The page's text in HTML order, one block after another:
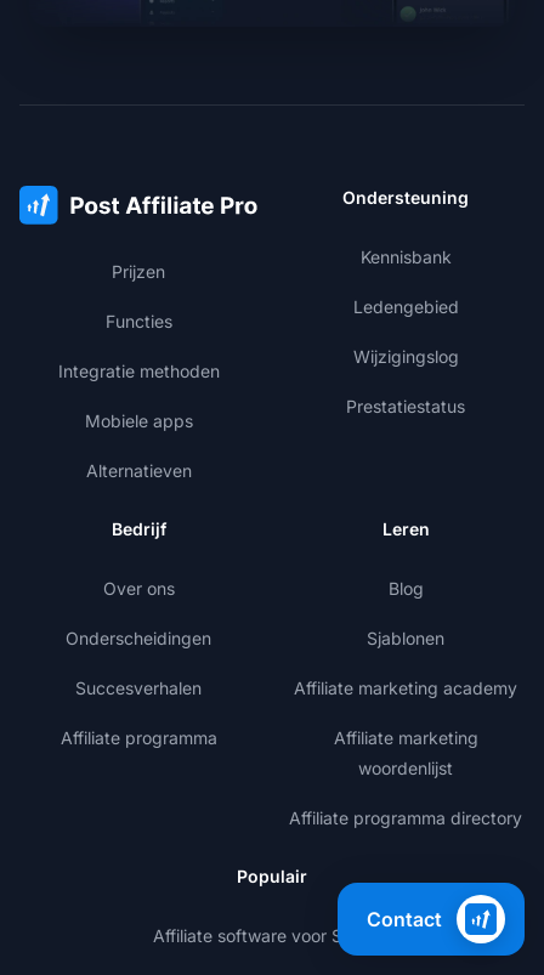
Prijzen
Functies
Integratie methoden
Mobiele apps
Alternatieven
Ondersteuning
Kennisbank
Ledengebied
Wijzigingslog
Prestatiestatus
Bedrijf
Over ons
Onderscheidingen
Succesverhalen
Affiliate programma
Leren
Blog
Sjablonen
Affiliate marketing academy
Affiliate marketing
woordenlijst
Affiliate programma directory
Populair
Affiliate software voor Shopify
Contact